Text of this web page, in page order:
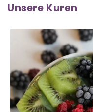
Unsere Kuren